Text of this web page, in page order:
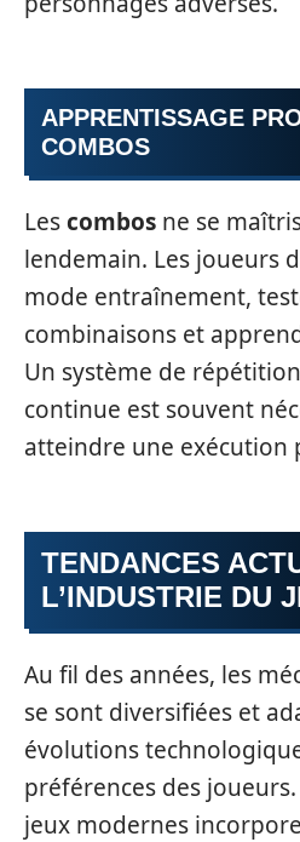
APPRENTISSAGE
COMBOS
Lescombos ne se
lendemain. Les joueurs
mode entraînement,
combinaisons et
Un système de
continue est souvent
atteindre une exécution
TENDANCES
L’INDUSTRIE DU
Au fil des années, les
se sont diversifiées et
évolutions
préférences des
jeux modernes